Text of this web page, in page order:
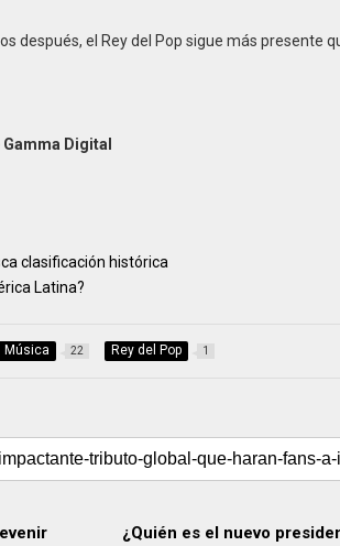
después, el Rey del Pop sigue más presente
Digital
clasificación histórica
Latina?
Música 22 Rey del Pop 1
¿Quién es el nuevo